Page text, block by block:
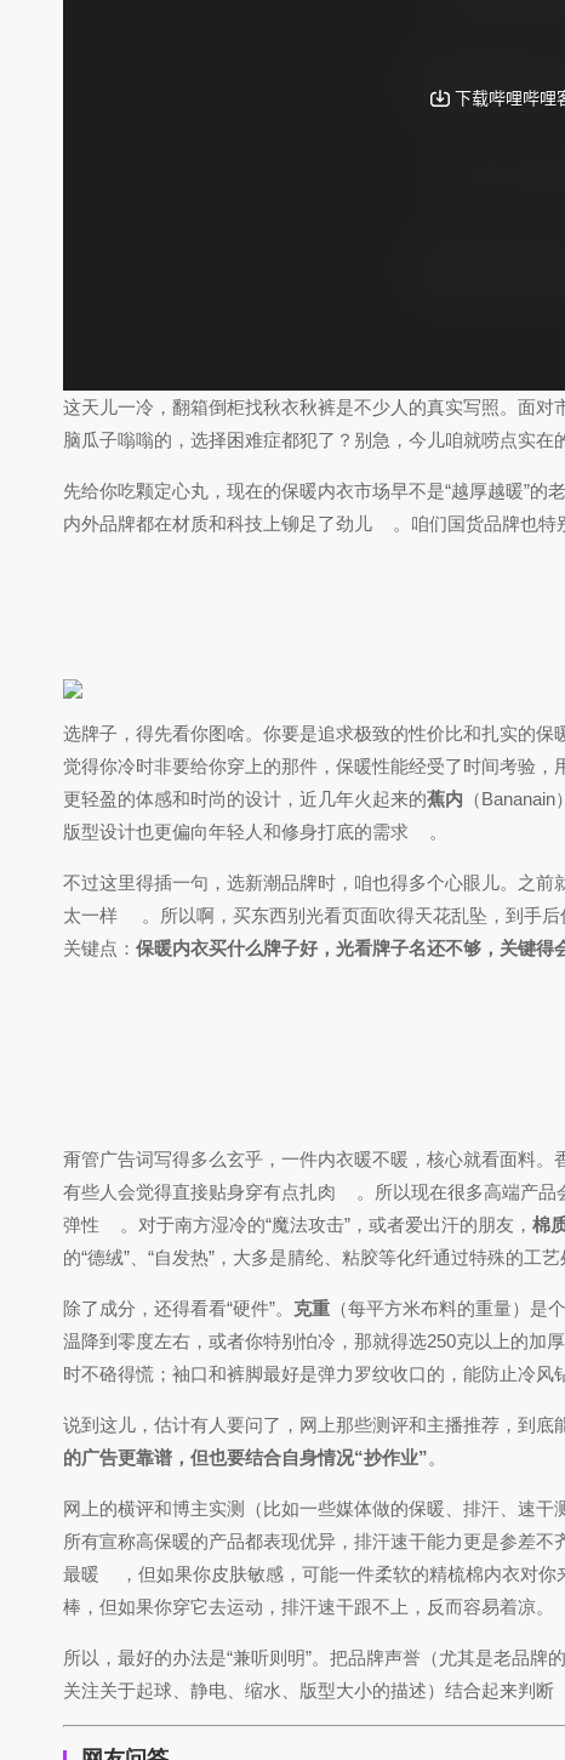
这天儿一冷，翻箱倒柜找秋衣秋裤是不少人的真实写照。面
脑瓜子嗡嗡的，选择困难症都犯了？别急，今儿咱就唠点实在
先给你吃颗定心丸，现在的保暖内衣市场早不是“越厚越暖”
内外品牌都在材质和科技上铆足了劲儿
。咱们国货品牌也特
选牌子，得先看你图啥。你要是追求极致的性价比和扎实的保
觉得你冷时非要给你穿上的那件，保暖性能经受了时间考验
更轻盈的体感和时尚的设计，近几年火起来的蕉内 （Bananain
版型设计也更偏向年轻人和修身打底的需求
。
不过这里得插一句，选新潮品牌时，咱也得多个心眼儿。之
太一样
。所以啊，买东西别光看页面吹得天花乱坠，到手
关键点： 保暖内衣买什么牌子好，光看牌子名还不够，关键得
甭管广告词写得多么玄乎，一件内衣暖不暖，核心就看面料。
有些人会觉得直接贴身穿有点扎肉
。所以现在很多高端产品
弹性
。对于南方湿冷的“魔法攻击”，或者爱出汗的朋友，棉
的“德绒”、“自发热”，大多是腈纶、粘胶等化纤通过特殊的
除了成分，还得看看“硬件”。 克重 （每平方米布料的重量）是
温降到零度左右，或者你特别怕冷，那就得选250克以上的加
时不硌得慌；袖口和裤脚最好是弹力罗纹收口的，能防止冷风
说到这儿，估计有人要问了，网上那些测评和主播推荐，到底
的广告更靠谱，但也要结合自身情况“抄作业”。
网上的横评和博主实测（比如一些媒体做的保暖、排汗、速干
所有宣称高保暖的产品都表现优异，排汗速干能力更是参差不
最暖
，但如果你皮肤敏感，可能一件柔软的精梳棉内衣对
棒，但如果你穿它去运动，排汗速干跟不上，反而容易着凉。
所以，最好的办法是“兼听则明”。把品牌声誉（尤其是老品
关注关于起球、静电、缩水、版型大小的描述）结合起来判断